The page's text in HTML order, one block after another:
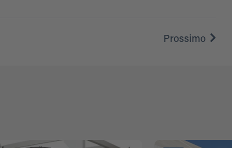
Prossimo